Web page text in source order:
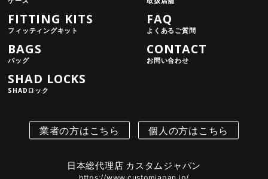
業者の方はこちら 個人の方はこちら
FITTING KITS
フィッティングキット
BAGS
バッグ
SHAD LOCKS
SHADロック
FAQ
よくあるご質問
CONTACT
お問い合わせ
日本総代理店 カスタムジャパン
https://www.customjapan.jp/